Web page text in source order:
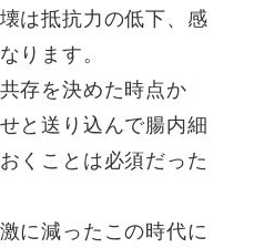
は抵抗力の低下、感
ります。
存を決めた時点か
と送り込んで腸内細
くことは必須だった
に減ったこの時代に